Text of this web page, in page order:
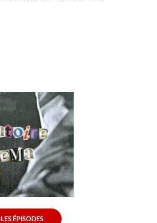
LES ÉPISODES